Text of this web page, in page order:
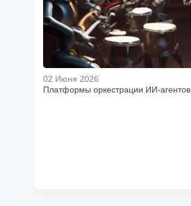
02 Июня 2026
Платформы оркестрации ИИ-агентов